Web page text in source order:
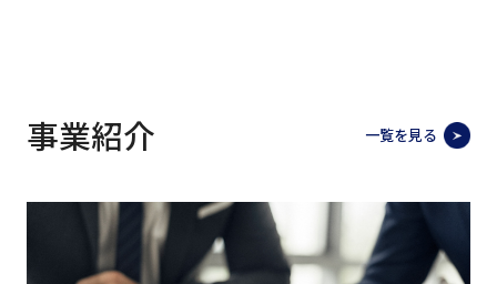
事業紹介 一覧を見る